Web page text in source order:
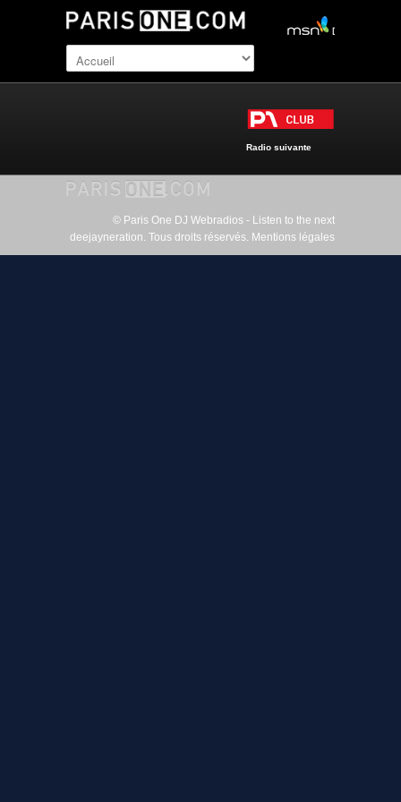
Radio suivante
© Paris One DJ Webradios - Listen to the next
deejayneration. Tous droits réservés. Mentions légales